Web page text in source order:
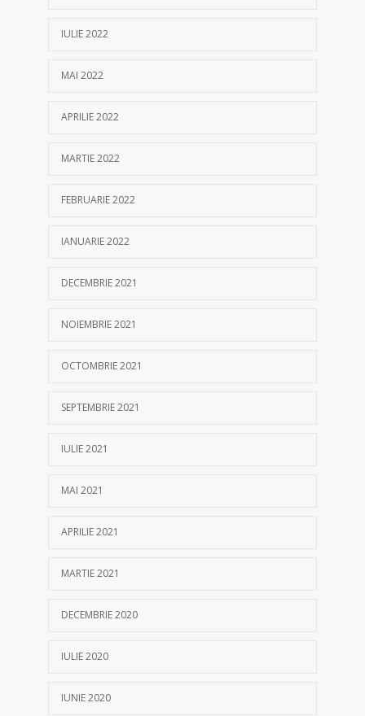
IULIE 2022
MAI 2022
APRILIE 2022
MARTIE 2022
FEBRUARIE 2022
IANUARIE 2022
DECEMBRIE 2021
NOIEMBRIE 2021
OCTOMBRIE 2021
SEPTEMBRIE 2021
IULIE 2021
MAI 2021
APRILIE 2021
MARTIE 2021
DECEMBRIE 2020
IULIE 2020
IUNIE 2020